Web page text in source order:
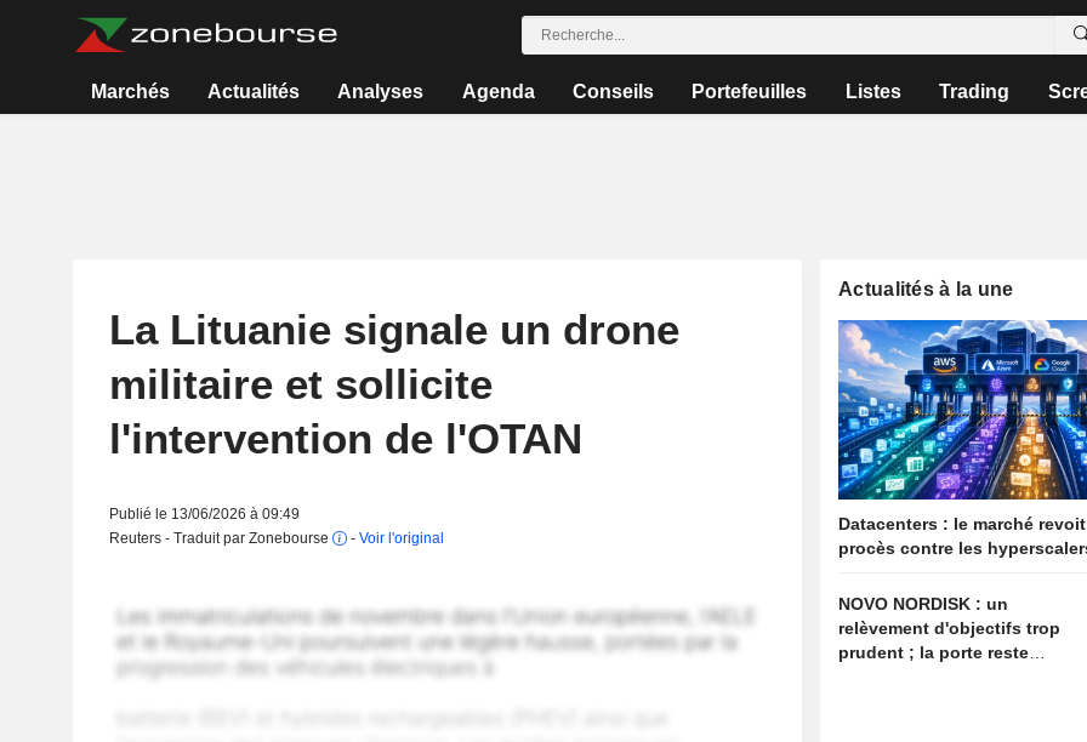
Marchés Actualités Analyses Agenda Conseils Portefeuilles Listes Trading
La Lituanie signale un drone
militaire et sollicite
l'intervention de l'OTAN
Publié le 13/06/2026 à 09:49
Reuters - Traduit par Zonebourse
- Voir l'original
Actualités à la une
Datacenters : le marché
procès contre les
NOVO NORDISK : un
relèvement d'objectifs trop
prudent ; la porte reste